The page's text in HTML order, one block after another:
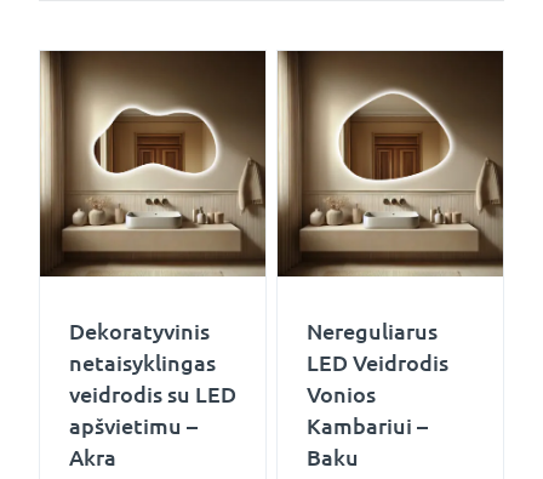
Dekoratyvinis
netaisyklingas
veidrodis su LED
apšvietimu –
Akra
Nereguliarus
LED Veidrodis
Vonios
Kambariui –
Baku